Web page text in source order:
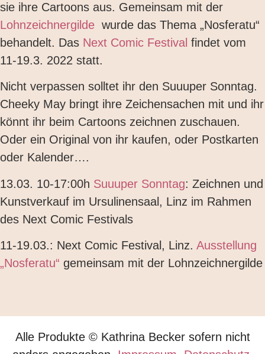
sie ihre Cartoons aus. Gemeinsam mit der
Lohnzeichnergilde wurde das Thema „Nosferatu“
behandelt. Das Next Comic Festival findet vom
11-19.3. 2022 statt.
Nicht verpassen solltet ihr den Suuuper Sonntag.
Cheeky May bringt ihre Zeichensachen mit und ihr
könnt ihr beim Cartoons zeichnen zuschauen.
Oder ein Original von ihr kaufen, oder Postkarten
oder Kalender….
13.03. 10-17:00h Suuuper Sonntag: Zeichnen und
Kunstverkauf im Ursulinensaal, Linz im Rahmen
des Next Comic Festivals
11-19.03.: Next Comic Festival, Linz. Ausstellung
„Nosferatu“ gemeinsam mit der Lohnzeichnergilde
Alle Produkte © Kathrina Becker sofern nicht